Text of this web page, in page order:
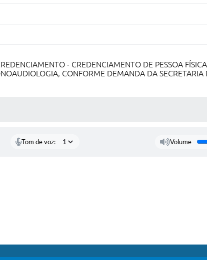
- CREDENCIAMENTO DE PESSOA
CONFORME DEMANDA DA SECRETARIA
Tom de voz: Volume